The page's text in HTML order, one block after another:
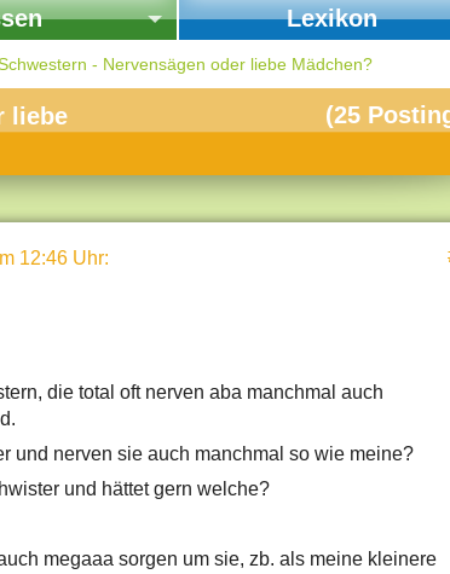
Lexikon
Startseite Lexikon
- Nervensägen oder liebe Mädchen?
liebe
(25
12:46 Uhr:
die total oft nerven aba manchmal auch
und nerven sie auch manchmal so wie meine?
und hättet gern welche?
megaaa sorgen um sie, zb. als meine kleinere